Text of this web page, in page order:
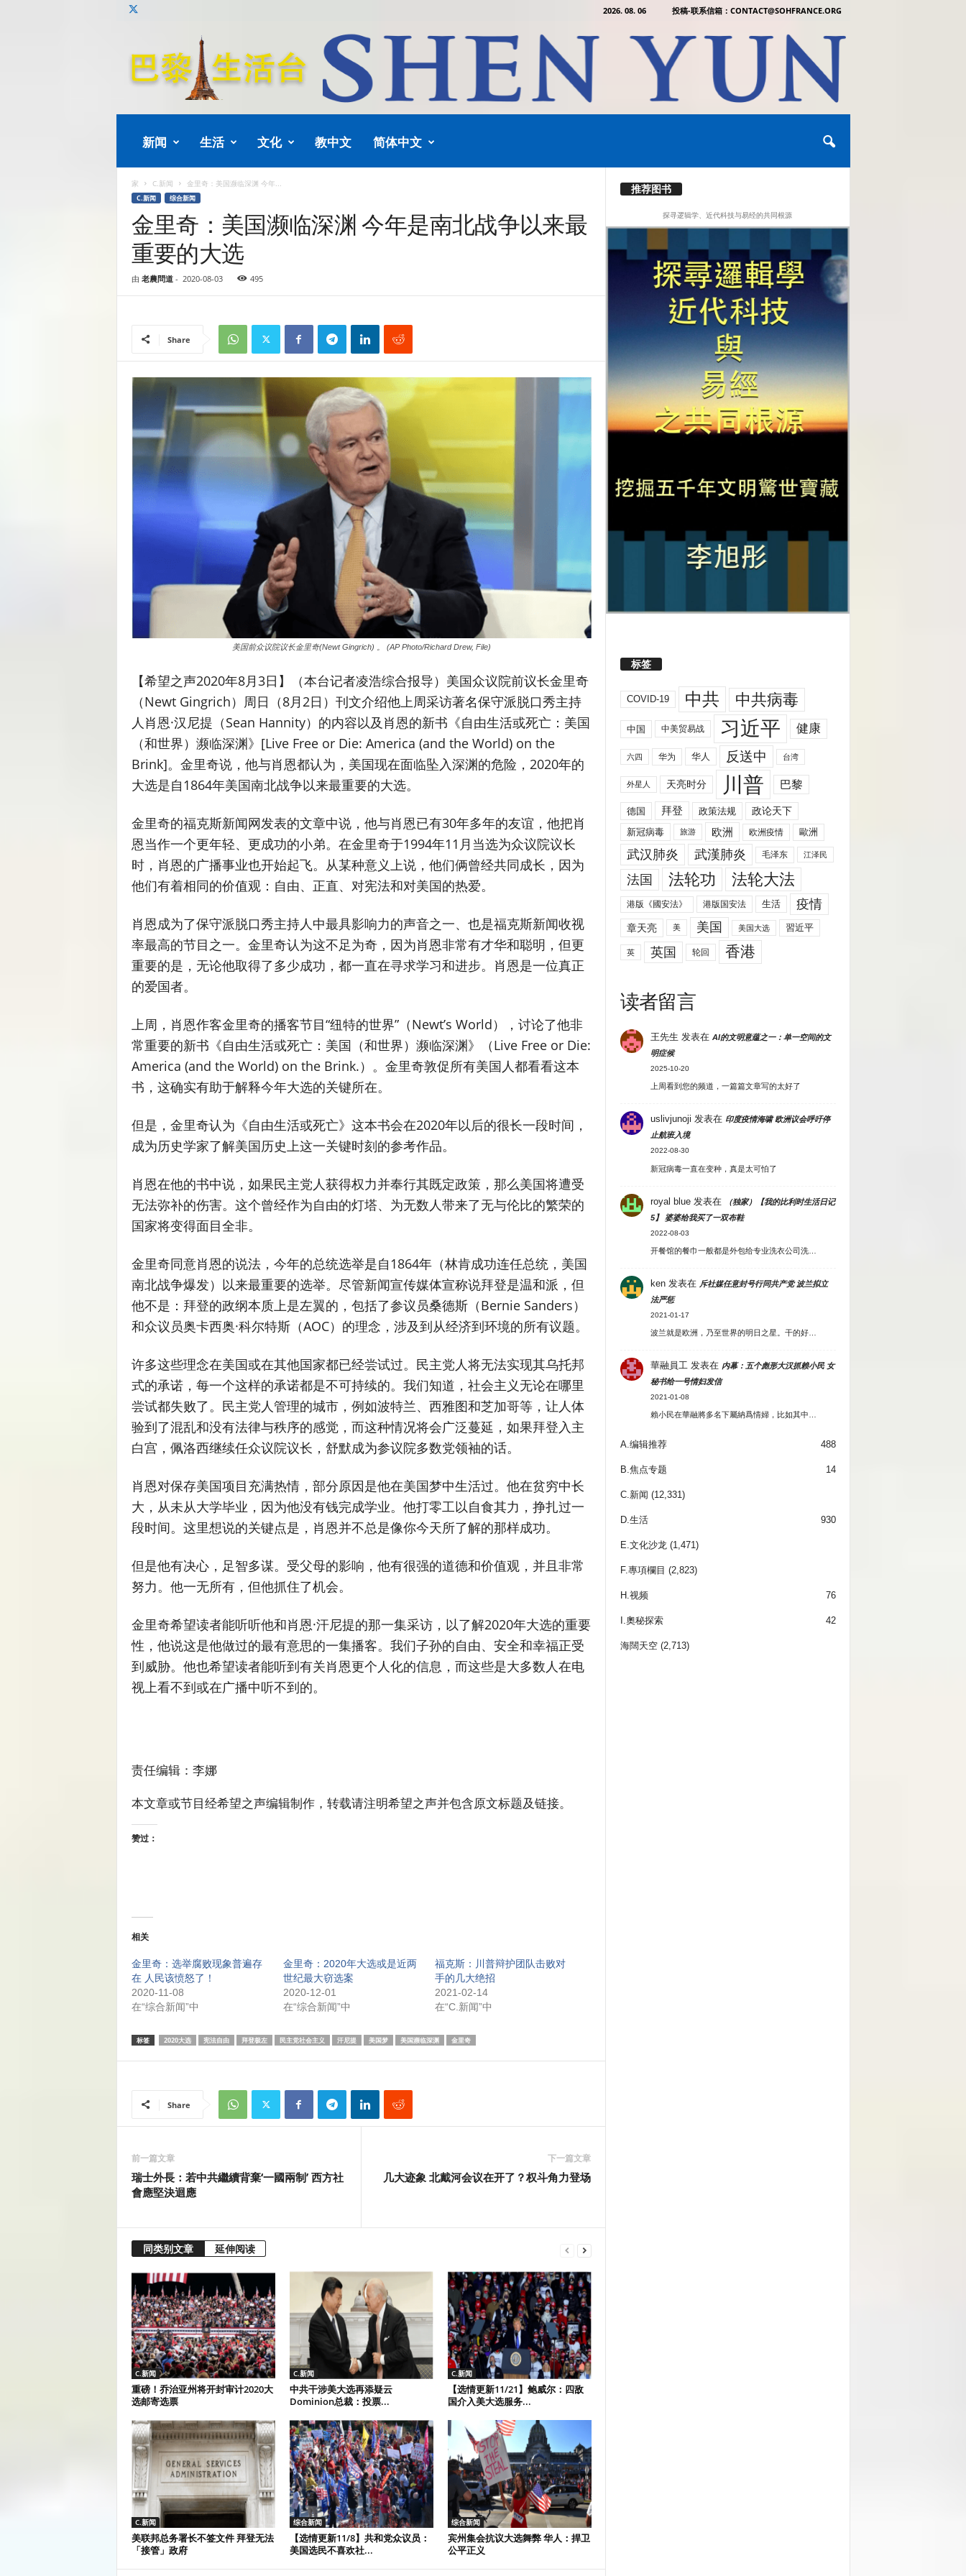
2026. 08. 06 投稿-联系信箱：CONTACT@SOHFRANCE.ORG
新闻 生活 文化 教中文 简体中文
家 C.新闻 金里奇：美国濒临深渊 今年...
C.新闻 综合新闻
金里奇：美国濒临深渊 今年是南北战争以来最
重要的大选
由 老農問道- 2020-08-03 495
Share
美国前众议院议长金里奇(Newt Gingrich) 。 (AP Photo/Richard Drew, File)
【希望之声2020年8月3日】（本台记者凌浩综合报导） 美国众议院前议长金里奇
（Newt Gingrich）周日（8月2日）刊文介绍他上周采访著名保守派脱口秀主持
人肖恩·汉尼提（Sean Hannity）的内容以及肖恩的新书《自由生活或死亡：美国
（和世界）濒临深渊》[Live Free or Die: America (and the World) on the
Brink]。金里奇说，他与肖恩都认为，美国现在面临坠入深渊的危险，2020年的
大选是自1864年美国南北战争以来最重要的大选。
金里奇的福克斯新闻网发表的文章中说，他与肖恩已有30年多年的友谊，他把肖
恩当作一个更年轻、更成功的小弟。在金里奇于1994年11月当选为众议院议长
时，肖恩的广播事业也开始起飞。从某种意义上说，他们俩曾经共同成长，因为
他们有着相同的价值观：自由、正直、对宪法和对美国的热爱。
肖恩成为了保守派脱口秀主持人中最具影响力的声音之一、也是福克斯新闻收视
率最高的节目之一。金里奇认为这不足为奇，因为肖恩非常有才华和聪明，但更
重要的是，无论他取得了多少成功，都一直在寻求学习和进步。肖恩是一位真正
的爱国者。
上周，肖恩作客金里奇的播客节目“纽特的世界”（Newt’s World），讨论了他非
常重要的新书《自由生活或死亡：美国（和世界）濒临深渊》（Live Free or Die:
America (and the World) on the Brink.）。金里奇敦促所有美国人都看看这本
书，这确实有助于解释今年大选的关键所在。
但是，金里奇认为《自由生活或死亡》这本书会在2020年以后的很长一段时间，
成为历史学家了解美国历史上这一关键时刻的参考作品。
肖恩在他的书中说，如果民主党人获得权力并奉行其既定政策，那么美国将遭受
无法弥补的伤害。这个曾经作为自由的灯塔、为无数人带来了无与伦比的繁荣的
国家将变得面目全非。
金里奇同意肖恩的说法，今年的总统选举是自1864年（林肯成功连任总统，美国
南北战争爆发）以来最重要的选举。尽管新闻宣传媒体宣称说拜登是温和派，但
他不是：拜登的政纲本质上是左翼的，包括了参议员桑德斯（Bernie Sanders）
和众议员奥卡西奥·科尔特斯（AOC）的理念，涉及到从经济到环境的所有议题。
许多这些理念在美国或在其他国家都已经尝试过。民主党人将无法实现其乌托邦
式的承诺，每一个这样的承诺都是不可持续的。我们知道，社会主义无论在哪里
尝试都失败了。民主党人管理的城市，例如波特兰、西雅图和芝加哥等，让人体
验到了混乱和没有法律与秩序的感觉，而这种情况将会广泛蔓延，如果拜登入主
白宫，佩洛西继续任众议院议长，舒默成为参议院多数党领袖的话。
肖恩对保存美国项目充满热情，部分原因是他在美国梦中生活过。他在贫穷中长
大，从未从大学毕业，因为他没有钱完成学业。他打零工以自食其力，挣扎过一
段时间。这里想说的关键点是，肖恩并不总是像你今天所了解的那样成功。
但是他有决心，足智多谋。受父母的影响，他有很强的道德和价值观，并且非常
努力。他一无所有，但他抓住了机会。
金里奇希望读者能听听他和肖恩·汗尼提的那一集采访，以了解2020年大选的重要
性，他说这是他做过的最有意思的一集播客。我们子孙的自由、安全和幸福正受
到威胁。他也希望读者能听到有关肖恩更个人化的信息，而这些是大多数人在电
视上看不到或在广播中听不到的。
责任编辑：李娜
本文章或节目经希望之声编辑制作，转载请注明希望之声并包含原文标题及链接。
赞过：
相关
金里奇：选举腐败现象普遍存
在 人民该愤怒了！
2020-11-08
在“综合新闻”中
金里奇：2020年大选或是近两
世纪最大窃选案
2020-12-01
在“综合新闻”中
福克斯：川普辩护团队击败对
手的几大绝招
2021-02-14
在“C.新闻”中
标签 2020大选 宪法自由 拜登极左 民主党社会主义 汗尼提 美国梦 美国濒临深渊 金里奇
Share
前一篇文章
瑞士外長：若中共繼續背棄‘一國兩制’ 西方社
會應堅決迴應
下一篇文章
几大迹象 北戴河会议在开了？权斗角力登场
同类别文章 延伸阅读
C.新闻
重磅！乔治亚州将开封审计2020大
选邮寄选票
C.新闻
中共干涉美大选再添疑云
Dominion总裁：投票...
C.新闻
【选情更新11/21】鲍威尔：四敌
国介入美大选服务...
C.新闻
美联邦总务署长不签文件 拜登无法
「接管」政府
综合新闻
【选情更新11/8】共和党众议员：
美国选民不喜欢社...
综合新闻
宾州集会抗议大选舞弊 华人：捍卫
公平正义
推荐图书
探寻逻辑学、近代科技与易经的共同根源
标签
COVID-19 中共 中共病毒
中国 中美贸易战 习近平 健康
六四 华为 华人 反送中 台湾
外星人 天亮时分 川普 巴黎
德国 拜登 政策法规
政论天下
新冠病毒
旅游 欧洲 欧洲疫情 歐洲
武汉肺炎 武漢肺炎 毛泽东 江泽民
法国 法轮功 法轮大法
港版《國安法》 港版国安法 生活 疫情
章天亮 美 美国 美国大选 習近平
英 英国 轮回 香港
读者留言
王先生 发表在 AI的文明意蕴之一：单一空间的文
明症候
2025-10-20
上周看到您的频道，一篇篇文章写的太好了
uslivjunoji 发表在 印度疫情海啸 欧洲议会呼吁停
止航班入境
2022-08-30
新冠病毒一直在变种，真是太可怕了
royal blue发表在
（独家）【我的比利时生活日记
5】 婆婆给我买了一双布鞋
2022-08-03
开餐馆的餐巾一般都是外包给专业洗衣公司洗…
ken发表在 斥社媒任意封号行同共产党 波兰拟立
法严惩
2021-01-17
波兰就是欧洲，乃至世界的明日之星。干的好…
華融員工 发表在 内幕：五个彪形大汉抓赖小民 女
秘书给一号情妇发信
2021-01-08
賴小民在華融將多名下屬納爲情婦，比如其中…
A.编辑推荐 488
B.焦点专题 14
C.新闻 (12,331)
D.生活 930
E.文化沙龙 (1,471)
F.專項欄目 (2,823)
H.视频 76
I.奧秘探索 42
海闊天空(2,713)